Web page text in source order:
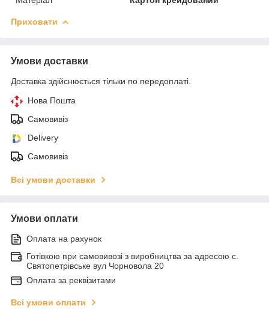
Приховати
Умови доставки
Доставка здійснюється тільки по передоплаті.
Нова Пошта
Самовивіз
Delivery
Самовивіз
Всі умови доставки
Умови оплати
Оплата на рахунок
Готівкою при самовивозі з виробництва за адресою с.
Святопетрівське вул Чорновола 20
Оплата за реквізитами
Всі умови оплати